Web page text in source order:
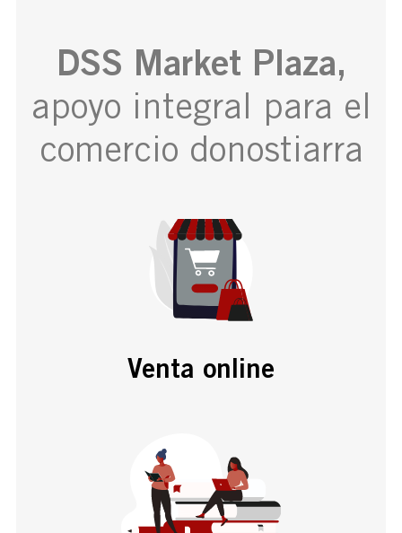
DSS Market Plaza,
apoyo integral para el
comercio donostiarra
Venta online